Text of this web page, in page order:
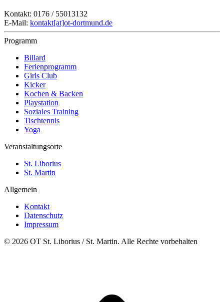
Kontakt: 0176 / 55013132
E-Mail: kontakt[at]ot-dortmund.de
Programm
Billard
Ferienprogramm
Girls Club
Kicker
Kochen & Backen
Playstation
Soziales Training
Tischtennis
Yoga
Veranstaltungsorte
St. Liborius
St. Martin
Allgemein
Kontakt
Datenschutz
Impressum
© 2026 OT St. Liborius / St. Martin. Alle Rechte vorbehalten